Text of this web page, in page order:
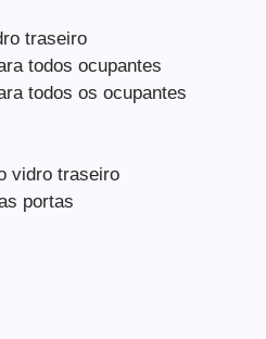
traseiro
todos ocupantes
todos os ocupantes
vidro traseiro
portas